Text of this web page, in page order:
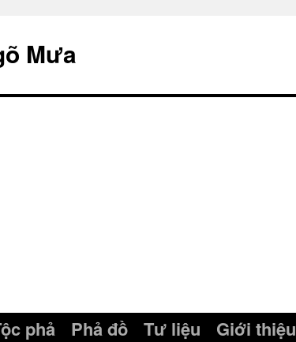
Mưa
phả Phả đồ Tư liệu Giới thiệu